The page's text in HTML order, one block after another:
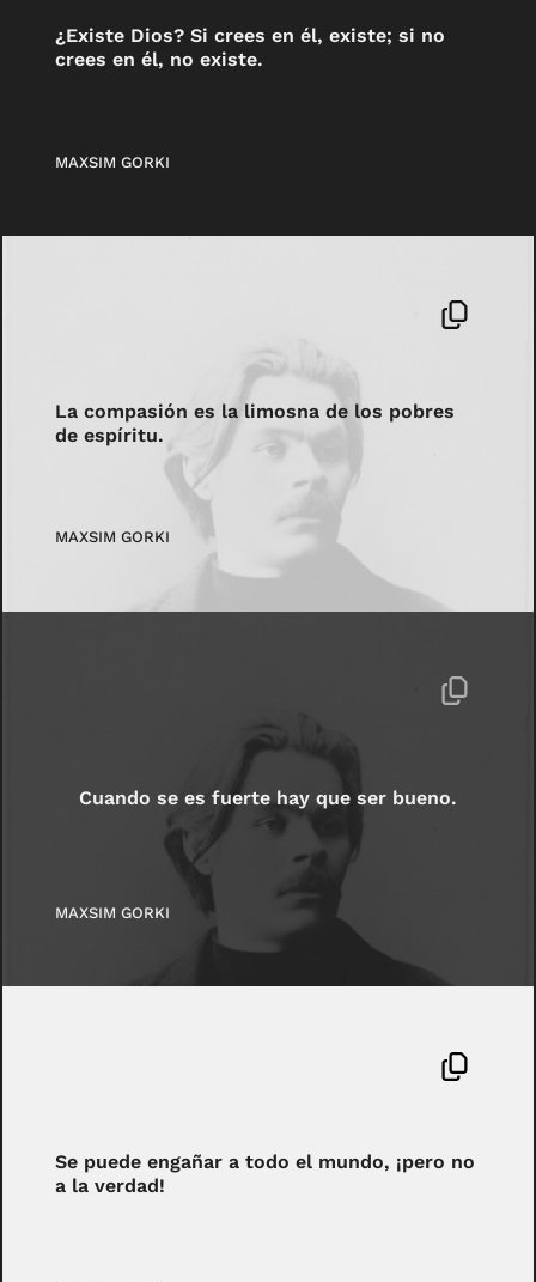
¿Existe Dios? Si crees en él, existe; si no
crees en él, no existe.
MAXSIM GORKI
La compasión es la limosna de los pobres
de espíritu.
MAXSIM GORKI
Cuando se es fuerte hay que ser bueno.
MAXSIM GORKI
Se puede engañar a todo el mundo, ¡pero no
a la verdad!